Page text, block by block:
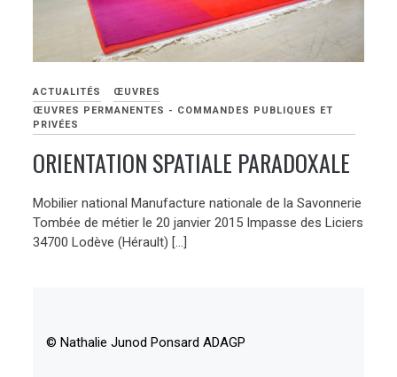
ACTUALITÉS
ŒUVRES
ŒUVRES PERMANENTES - COMMANDES PUBLIQUES ET
PRIVÉES
ORIENTATION SPATIALE PARADOXALE
Mobilier national Manufacture nationale de la Savonnerie
Tombée de métier le 20 janvier 2015 Impasse des Liciers
34700 Lodève (Hérault) […]
© Nathalie Junod Ponsard ADAGP